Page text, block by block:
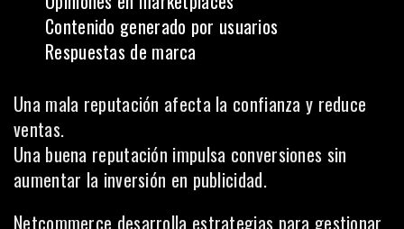
Contenido generado por usuarios
Respuestas de marca
Una mala reputación afecta la confianza y reduce
ventas.
Una buena reputación impulsa conversiones sin
aumentar la inversión en publicidad.
Netcommerce desarrolla estrategias para gestionar